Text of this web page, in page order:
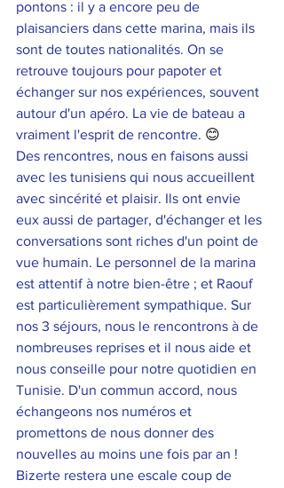
pontons : il y a encore peu de
plaisanciers dans cette marina, mais ils
sont de toutes nationalités. On se
retrouve toujours pour papoter et
échanger sur nos expériences, souvent
autour d'un apéro. La vie de bateau a
vraiment l'esprit de rencontre. 😊
Des rencontres, nous en faisons aussi
avec les tunisiens qui nous accueillent
avec sincérité et plaisir. Ils ont envie
eux aussi de partager, d'échanger et les
conversations sont riches d'un point de
vue humain. Le personnel de la marina
est attentif à notre bien-être ; et Raouf
est particulièrement sympathique. Sur
nos 3 séjours, nous le rencontrons à de
nombreuses reprises et il nous aide et
nous conseille pour notre quotidien en
Tunisie. D'un commun accord, nous
échangeons nos numéros et
promettons de nous donner des
nouvelles au moins une fois par an !
Bizerte restera une escale coup de